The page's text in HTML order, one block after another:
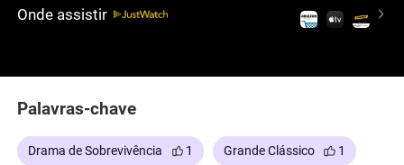
Ele os ajuda, mas as barreiras de idioma e a
Onde assistir
Palavras-chave
Drama de Sobrevivência 1 Grande Clássico 1